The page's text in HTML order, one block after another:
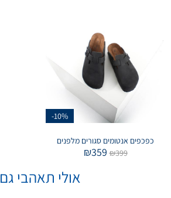
-10%
כפכפים אנטומים סגורים מלפנים
₪399
₪359
אולי תאהבי גם